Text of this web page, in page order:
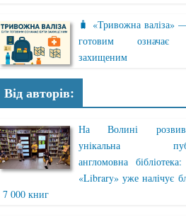
🧳 «Тривожна валіза»
готовим означає
захищеним
Від авторів:
На Волині
унікальна
англомовна
«Library» уже налічує
7 000 книг